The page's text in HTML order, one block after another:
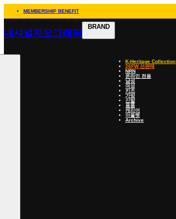
MEMBERSHIP BENEFIT
내셔널지오그래픽
BRAND
K-Heritage Collection
26FW 선판매
NRN
온라인 전용
남성
여성
키즈
가방
신발
용품
캐리어
아울렛
Archive